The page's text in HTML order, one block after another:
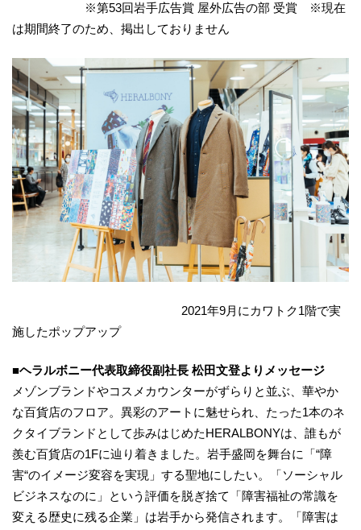
※第53回岩手広告賞 屋外広告の部 受賞 ※現在
は期間終了のため、掲出しておりません
2021年9月にカワトク1階で実
施したポップアップ
■ヘラルボニー代表取締役副社長 松田文登よりメッセージ
メゾンブランドやコスメカウンターがずらりと並ぶ、華やか
な百貨店のフロア。異彩のアートに魅せられ、たった1本のネ
クタイブランドとして歩みはじめたHERALBONYは、誰もが
羨む百貨店の1Fに辿り着きました。岩手盛岡を舞台に「“障
害“のイメージ変容を実現」する聖地にしたい。「ソーシャル
ビジネスなのに」という評価を脱ぎ捨て「障害福祉の常識を
変える歴史に残る企業」は岩手から発信されます。「障害は